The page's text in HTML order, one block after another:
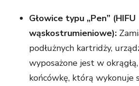
Głowice typu „Pen” (HIFU
wąskostrumieniowe):
podłużnych kartridży,
wyposażone jest w
końcówkę, którą wykonuje